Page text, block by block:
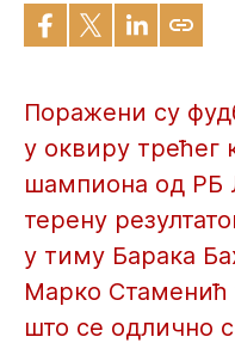
Поражени су
у оквиру трећег
шампиона од РБ
терену
у тиму Барака
Марко Стаменић
што се одлично